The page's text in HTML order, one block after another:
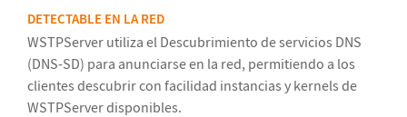
DETECTABLE EN LA RED
WSTPServer utiliza el Descubrimiento de servicios DNS
(DNS-SD) para anunciarse en la red, permitiendo a los
clientes descubrir con facilidad instancias y kernels de
WSTPServer disponibles.